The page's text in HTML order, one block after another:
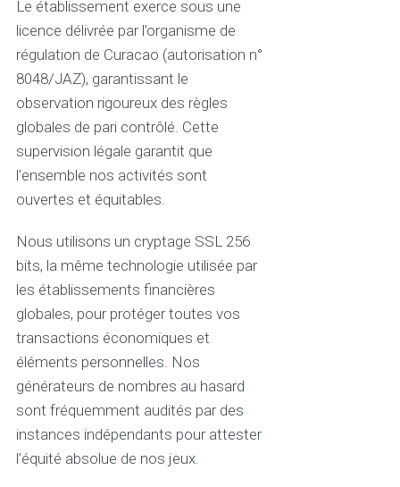
Le établissement exerce sous une
licence délivrée par l’organisme de
régulation de Curacao (autorisation n°
8048/JAZ), garantissant le
observation rigoureux des règles
globales de pari contrôlé. Cette
supervision légale garantit que
l’ensemble nos activités sont
ouvertes et équitables.
Nous utilisons un cryptage SSL 256
bits, la même technologie utilisée par
les établissements financières
globales, pour protéger toutes vos
transactions économiques et
éléments personnelles. Nos
générateurs de nombres au hasard
sont fréquemment audités par des
instances indépendants pour attester
l’équité absolue de nos jeux.